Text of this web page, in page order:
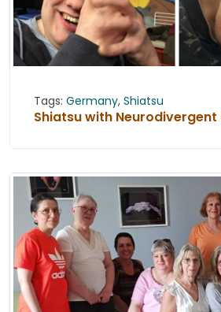
Tags: Germany, Shiatsu
Shiatsu with Neurodivergent